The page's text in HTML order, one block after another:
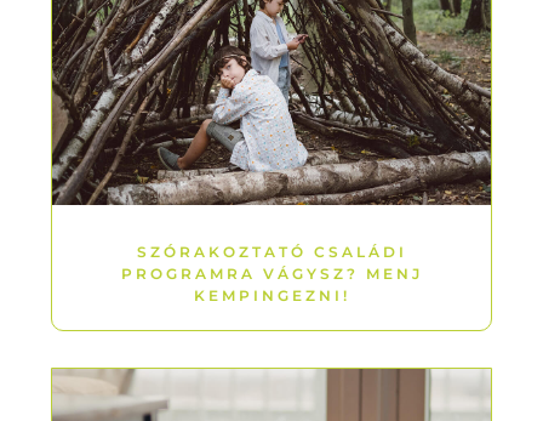
SZÓRAKOZTATÓ CSALÁDI
PROGRAMRA VÁGYSZ? MENJ
KEMPINGEZNI!